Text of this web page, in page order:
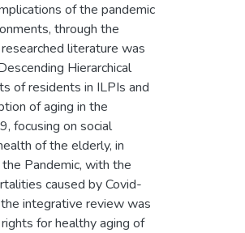
of the pandemic
through the
literature was
Hierarchical
of residents in ILPIs and
of aging in the
focusing on social
of the elderly, in
Pandemic, with the
caused by Covid-
integrative review was
for healthy aging of